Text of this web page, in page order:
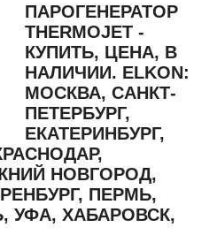
ПАРОГЕНЕРАТОР
THERMOJET -
КУПИТЬ, ЦЕНА, В
НАЛИЧИИ. ELKON:
МОСКВА, САНКТ-
ПЕТЕРБУРГ,
ЕКАТЕРИНБУРГ,
НОВГОРОД,
ПЕРМЬ,
УФА, ХАБАРОВСК,